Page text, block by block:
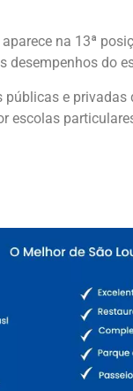
na 13ª
desempenhos do
e
escolas